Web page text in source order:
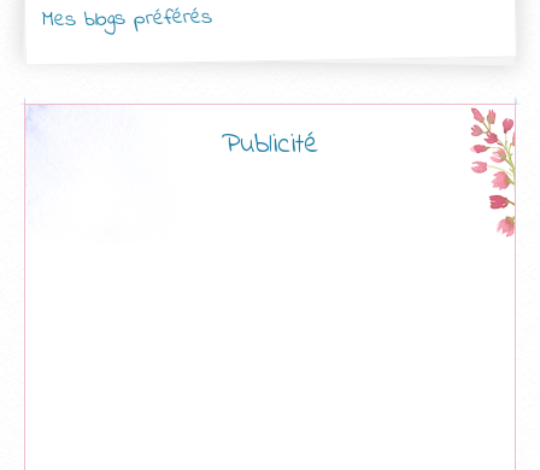
Mes blogs préférés
Publicité